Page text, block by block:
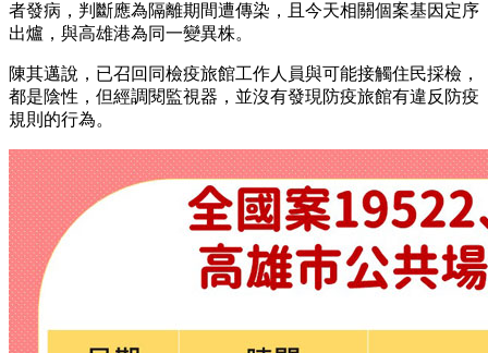
者發病，判斷應為隔離期間遭傳染，且今天相關個案基因定序
出爐，與高雄港為同一變異株。
陳其邁說，已召回同檢疫旅館工作人員與可能接觸住民採檢，
都是陰性，但經調閱監視器，並沒有發現防疫旅館有違反防疫
規則的行為。